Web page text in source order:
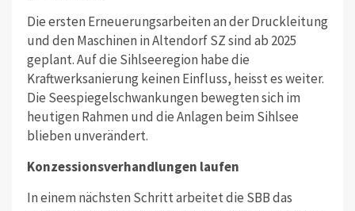
Die ersten Erneuerungsarbeiten an der Druckleitung
und den Maschinen in Altendorf SZ sind ab 2025
geplant. Auf die Sihlseeregion habe die
Kraftwerksanierung keinen Einfluss, heisst es weiter.
Die Seespiegelschwankungen bewegten sich im
heutigen Rahmen und die Anlagen beim Sihlsee
blieben unverändert.
Konzessionsverhandlungen laufen
In einem nächsten Schritt arbeitet die SBB das